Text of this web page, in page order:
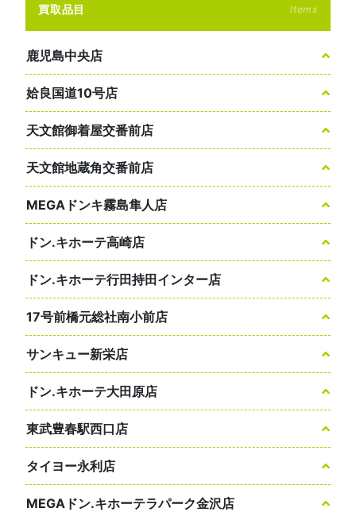
買取品目 Items
鹿児島中央店
姶良国道10号店
天文館御着屋交番前店
天文館地蔵角交番前店
MEGAドンキ霧島隼人店
ドン.キホーテ高崎店
ドン.キホーテ行田持田インター店
17号前橋元総社南小前店
サンキュー新栄店
ドン.キホーテ大田原店
東武豊春駅西口店
タイヨー永利店
MEGAドン.キホーテラパーク金沢店